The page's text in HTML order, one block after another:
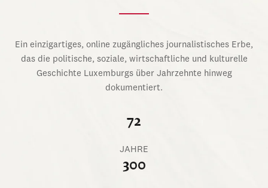
Ein einzigartiges, online zugängliches journalistisches Erbe,
das die politische, soziale, wirtschaftliche und kulturelle
Geschichte Luxemburgs über Jahrzehnte hinweg
dokumentiert.
72
JAHRE
300